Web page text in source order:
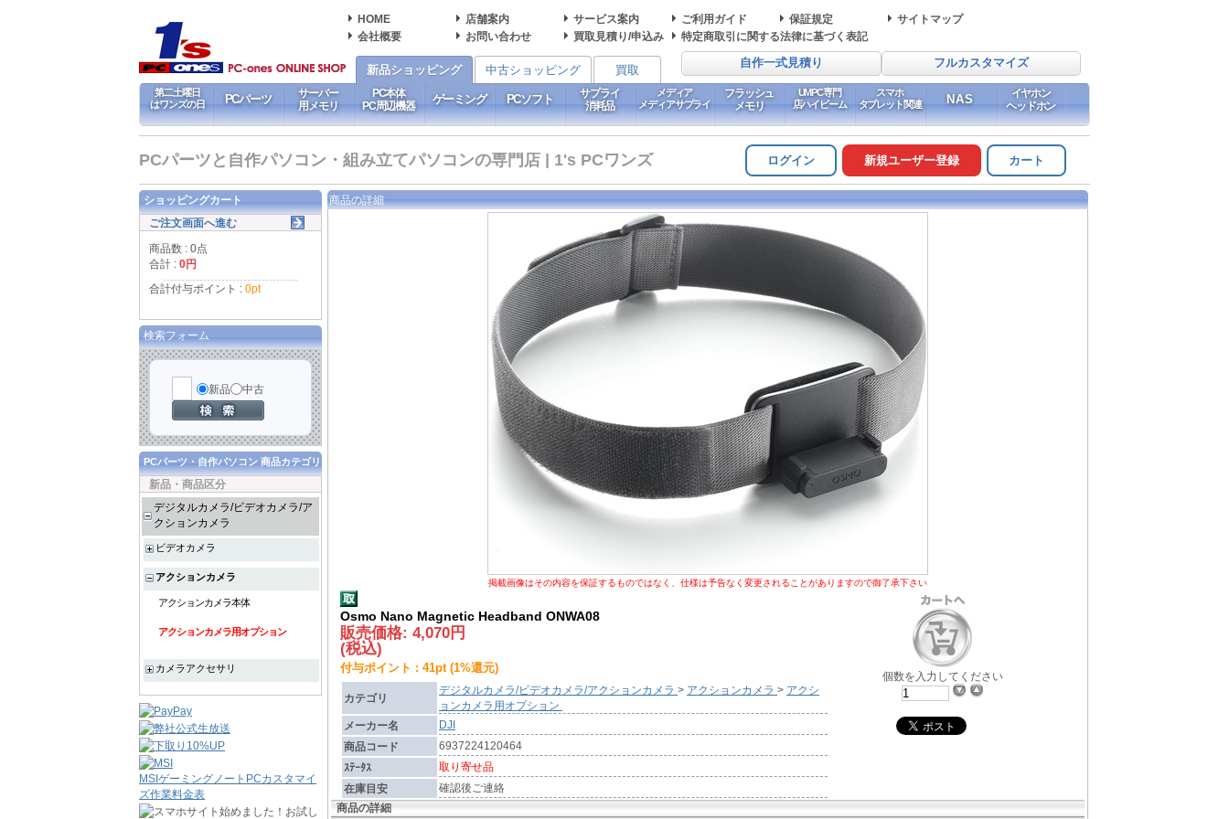
HOME 店舗案内 サービス案内 ご利用ガイド 保証規定
サイトマップ
会社概要
お問い合わせ 買取見積り/申込み 特定商取引に関する法律に基づく表記
自作一式見積り フルカスタマイズ
新品ショッピング 中古ショッピング 買取
第二土曜日
はワンズの日
PCパーツ
サーバー
用メモリ
PC本体
PC周辺機器
ゲーミング PCソフト
サプライ
消耗品
メディア
メディアサプライ
フラッシュ
メモリ
UMPC専門
店ハイビーム
スマホ
タブレット関連
NAS
イヤホン
ヘッドホン
PCパーツと自作パソコン・組み立てパソコンの専門店 | 1's PCワンズ ログイン 新規ユーザー登録 カート
商品の詳細
掲載画像はその内容を保証するものではなく、仕様は予告なく変更されることがありますので御了承下さい
Osmo Nano Magnetic Headband ONWA08
販売価格: 4,070円
(税込)
付与ポイント : 41pt (1%還元)
カテゴリ
デジタルカメラ/ビデオカメラ/アクションカメラ > アクションカメラ > アクシ
ョンカメラ用オプション
メーカー名
DJI
商品コード
6937224120464
ｽﾃｰﾀｽ
取り寄せ品
在庫目安
確認後ご連絡
個数を入力してください
商品の詳細
ショッピングカート
ご注文画面へ進む
商品数 : 0点
合計 : 0円
合計付与ポイント : 0pt
検索フォーム
新品 中古
PCパーツ・自作パソコン 商品カテゴリ
新品・商品区分
デジタルカメラ/ビデオカメラ/ア
クションカメラ
ビデオカメラ
アクションカメラ
アクションカメラ本体
アクションカメラ用オプション
カメラアクセサリ
MSIゲーミングノートPCカスタマイ
ズ作業料金表